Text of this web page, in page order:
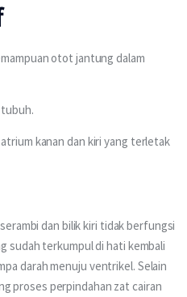
otot jantung dalam
kanan dan kiri yang terletak
dan bilik kiri tidak berfungsi
sudah terkumpul di hati kembali
darah menuju ventrikel. Selain
proses perpindahan zat cairan